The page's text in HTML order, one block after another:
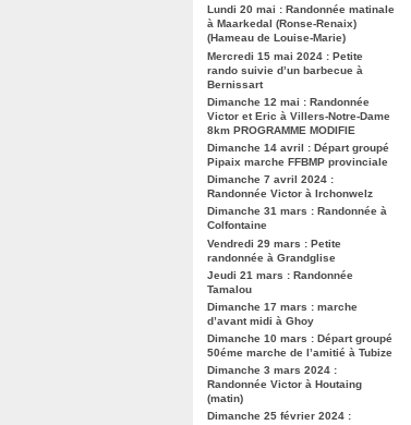
Lundi 20 mai : Randonnée matinale
à Maarkedal (Ronse-Renaix)
(Hameau de Louise-Marie)
Mercredi 15 mai 2024 : Petite
rando suivie d’un barbecue à
Bernissart
Dimanche 12 mai : Randonnée
Victor et Eric à Villers-Notre-Dame
8km PROGRAMME MODIFIE
Dimanche 14 avril : Départ groupé
Pipaix marche FFBMP provinciale
Dimanche 7 avril 2024 :
Randonnée Victor à Irchonwelz
Dimanche 31 mars : Randonnée à
Colfontaine
Vendredi 29 mars : Petite
randonnée à Grandglise
Jeudi 21 mars : Randonnée
Tamalou
Dimanche 17 mars : marche
d’avant midi à Ghoy
Dimanche 10 mars : Départ groupé
50éme marche de l’amitié à Tubize
Dimanche 3 mars 2024 :
Randonnée Victor à Houtaing
(matin)
Dimanche 25 février 2024 :